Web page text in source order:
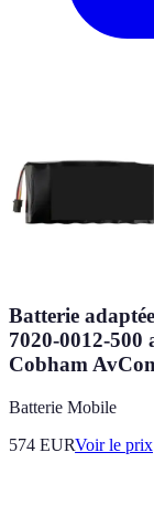
Batterie
7020-0012-500
Cobham
Batterie Mobile
574 EURVoir le prix